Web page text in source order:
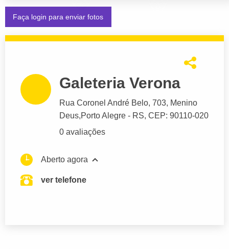
Faça login para enviar fotos
Galeteria Verona
Rua Coronel André Belo, 703, Menino
Deus,Porto Alegre - RS, CEP: 90110-020
0 avaliações
Aberto agora
ver telefone